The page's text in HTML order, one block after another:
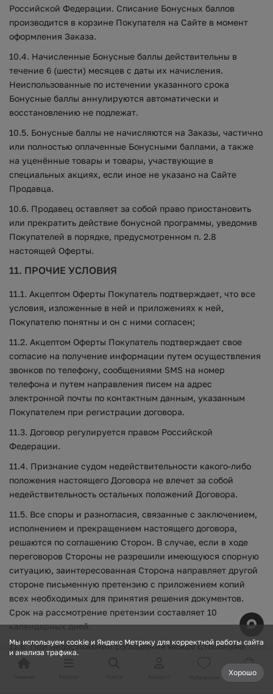
Российской Федерации. Списание Бонусных баллов
производится в корзине Покупателя на Сайте в момент
оформления Заказа.
10.4. Начисленные Бонусные баллы действительны в
течение 6 (шести) месяцев с даты их начисления.
Неиспользованные по истечении указанного срока
Бонусные баллы аннулируются автоматически и
восстановлению не подлежат.
10.5. Бонусные баллы не начисляются на Заказы, частично
или полностью оплаченные Бонусными баллами, а также
на уценённые товары и товары, участвующие в
специальных акциях, если иное не указано на Сайте
Продавца.
10.6. Продавец оставляет за собой право приостановить
или прекратить действие бонусной программы, уведомив
Покупателей в порядке, предусмотренном п. 2.8
настоящей Оферты.
11. ПРОЧИЕ УСЛОВИЯ
11.1. Акцептом Оферты Покупатель подтверждает, что все
условия, изложенные в ней и приложениях к ней,
Покупателю понятны и он с ними согласен;
11.2. Акцептом Оферты Покупатель подтверждает свое
согласие на получение информации путем осуществления
звонков по телефону, сообщениями SMS на номер
телефона и путем направления писем на адрес
электронной почты по контактным данным, указанным
Покупателем при регистрации договора.
11.3. Договор регулируется правом Российской
Федерации.
11.4. Признание судом недействительности какого-либо
положения настоящего Договора не влечет за собой
недействительность остальных положений Договора.
11.5. Все споры и разногласия, связанные с заключением,
исполнением и прекращением настоящего договора,
решаются по соглашению Сторон. В случае, если в ходе
переговоров Стороны не разрешили имеющуюся спорную
ситуацию, заинтересованная Сторона направляет другой
стороне письменную претензию с приложением копий
всех необходимых для принятия решения документов.
Срок на рассмотрение претензии составляет 10
календарных дней.
11.6. При недостижении соглашения между Сторонами
споры и разногласия передаются на рассмотрение суда по
Мы используем cookie и Яндекс Метрику для корректной работы сайта
и анализа трафика.
Хорошо
Корзина